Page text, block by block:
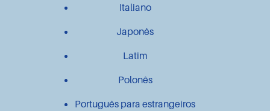
Italiano
Japonês
Latim
Polonês
Português para estrangeiros